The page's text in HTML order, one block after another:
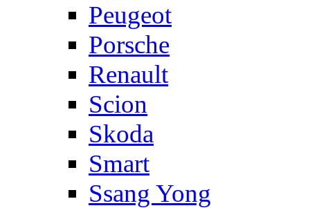
Peugeot
Porsche
Renault
Scion
Skoda
Smart
Ssang Yong